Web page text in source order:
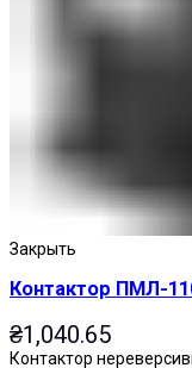
Закрыть
Контактор ПМЛ-
₴1,040.65
Контактор